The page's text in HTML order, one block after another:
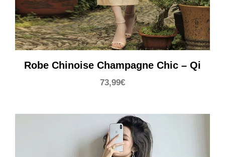
Robe Chinoise Champagne Chic – Qi
73,99€